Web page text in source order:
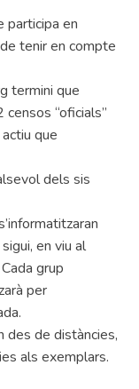
participa en
tenir en compte
termini que
“oficials”
actiu que
dels sis
en viu al
grup
per
des de distàncies,
als exemplars.